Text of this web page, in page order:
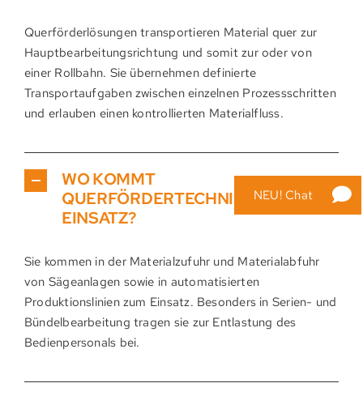
Querförderlösungen transportieren Material quer zur
Hauptbearbeitungsrichtung und somit zur oder von
einer Rollbahn. Sie übernehmen definierte
Transportaufgaben zwischen einzelnen Prozessschritten
und erlauben einen kontrollierten Materialfluss.
WO KOMMT
QUERFÖRDERTECHNIK ZUM
EINSATZ?
Sie kommen in der Materialzufuhr und Materialabfuhr
von Sägeanlagen sowie in automatisierten
Produktionslinien zum Einsatz. Besonders in Serien- und
Bündelbearbeitung tragen sie zur Entlastung des
Bedienpersonals bei.
NEU! Chat